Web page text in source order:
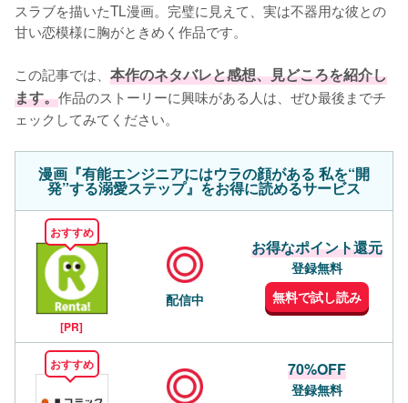
スラブを描いたTL漫画。完璧に見えて、実は不器用な彼との
甘い恋模様に胸がときめく作品です。
この記事では、 本作のネタバレと感想、見どころを紹介し
ます。作品のストーリーに興味がある人は、ぜひ最後までチ
ェックしてみてください。
漫画『有能エンジニアにはウラの顔がある 私を“開
発”する溺愛ステップ』をお得に読めるサービス
おすすめ
[PR]
配信中
お得なポイント還元
登録無料
無料で試し読み
おすすめ 70%OFF
登録無料